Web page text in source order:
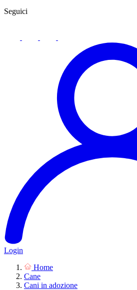
Seguici
Login
Home
Cane
Cani in adozione